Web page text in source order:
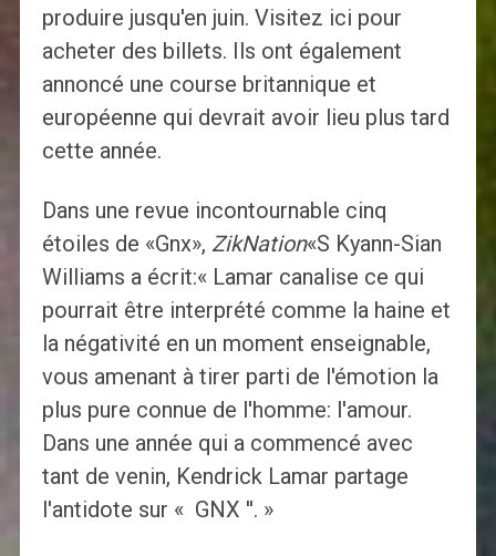
produire jusqu'en juin. Visitez ici pour
acheter des billets. Ils ont également
annoncé une course britannique et
européenne qui devrait avoir lieu plus tard
cette année.
Dans une revue incontournable cinq
étoiles de «Gnx», ZikNation«S Kyann-Sian
Williams a écrit:« Lamar canalise ce qui
pourrait être interprété comme la haine et
la négativité en un moment enseignable,
vous amenant à tirer parti de l'émotion la
plus pure connue de l'homme: l'amour.
Dans une année qui a commencé avec
tant de venin, Kendrick Lamar partage
l'antidote sur « GNX ''. »